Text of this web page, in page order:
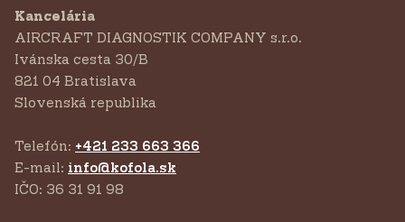
Kancelária
AIRCRAFT DIAGNOSTIK COMPANY s.r.o.
‍Ivánska cesta 30/B
821 04 Bratislava
Slovenská republika
Telefón: +421 233 663 366
E-mail: info@kofola.sk
IČO: 36 31 91 98